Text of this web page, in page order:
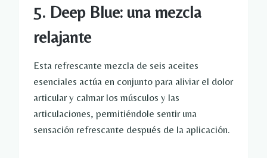
5. Deep Blue: una mezcla
relajante
Esta refrescante mezcla de seis aceites
esenciales actúa en conjunto para aliviar el dolor
articular y calmar los músculos y las
articulaciones, permitiéndole sentir una
sensación refrescante después de la aplicación.